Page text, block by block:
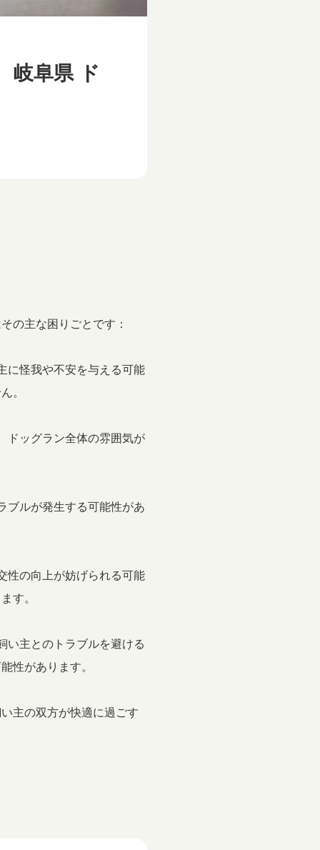
岐阜県 ド
の主な困りごとです：
に怪我や不安を与える可能
。
ドッグラン全体の雰囲気が
ブルが発生する可能性があ
性の向上が妨げられる可能
す。
い主とのトラブルを避ける
性があります。
主の双方が快適に過ごす